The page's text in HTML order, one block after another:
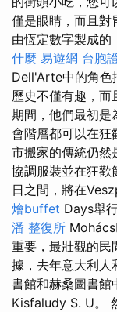
僅是眼睛，而且對
由恆定數字製成的
什麼 易遊網 台胞
Dell'Arte中的角色
歷史不僅有趣，而
期間，他們最初是
會階層都可以在狂
市搬家的傳統仍然
協調服裝並在狂歡
日之間，將在
燴buffet Days舉
潘 整復所
重要，最壯觀的民
據，去年意大利人
書館和赫桑圖書
Kisfaludy S. U。